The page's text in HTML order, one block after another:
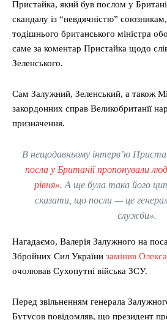
Пристайка, який був послом у
скандалу із “невдячністю”
тодішнього британського міністра
саме за коментар Пристайка щодо
Зеленського.
Сам Залужний, Зеленський, а також
закордонних справ Великобританії
призначення.
В нещодавньому інтерв’ю
посла у Британії пропонували
рівня». А ще була така його
сказати, що посли — це
служби».
Нагадаємо, Валерія Залужного на
Збройних Сил України замінив
очолював Сухопутні війська ЗСУ.
Перед звільненням генерала
Бутусов повідомляв, що президент